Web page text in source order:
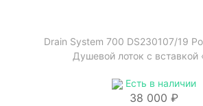
Drain System 700 DS230107/19
Душевой лоток с вставкой
Есть в наличии
38 000 ₽